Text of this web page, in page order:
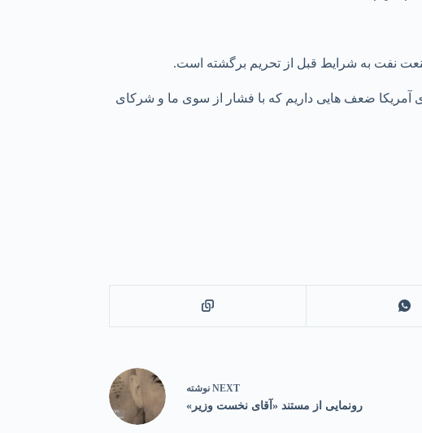
نفت به شرایط قبل از تحریم برگشته است.
ضعف هایی داریم که با فشار از سوی ما و شرکای
NEXT نوشته
رونمایی از مستند «آقای نخست وزیر»